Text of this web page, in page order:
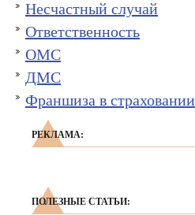
Несчастный случай
Ответственность
ОМС
ДМС
Франшиза в страховании
РЕКЛАМА:
ПОЛЕЗНЫЕ СТАТЬИ: